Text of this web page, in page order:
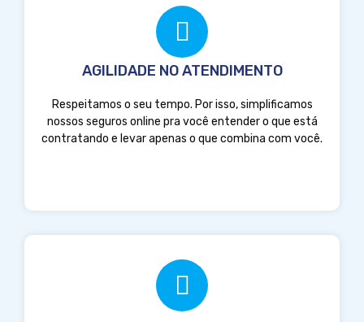
AGILIDADE NO ATENDIMENTO
Respeitamos o seu tempo. Por isso, simplificamos
nossos seguros online pra você entender o que está
contratando e levar apenas o que combina com você.